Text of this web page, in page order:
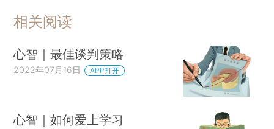
相关阅读
心智｜最佳谈判策略
2022年07月16日 APP打开
心智｜如何爱上学习